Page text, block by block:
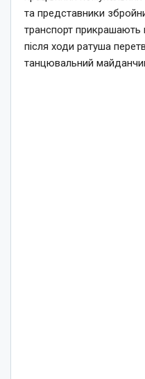
та представники
транспорт
після ходи ратуша
танцювальний